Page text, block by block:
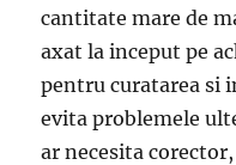
cantitate mare de
axat la inceput pe
pentru curatarea si
evita problemele
ar necesita